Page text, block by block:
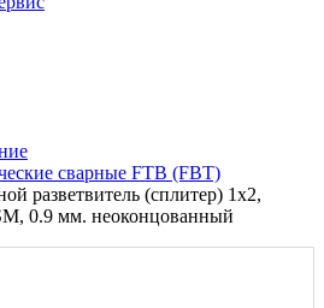
сварные FTB (FBT)
разветвитель (сплитер) 1х2,
0.9 мм. неоконцованный